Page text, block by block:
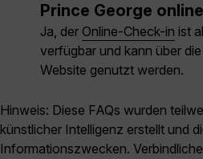
Prince George
Ja, der Online-Check-in ist
verfügbar und kann über
Website genutzt werden.
Hinweis: Diese FAQs wurden
künstlicher Intelligenz erstellt und
Informationszwecken.